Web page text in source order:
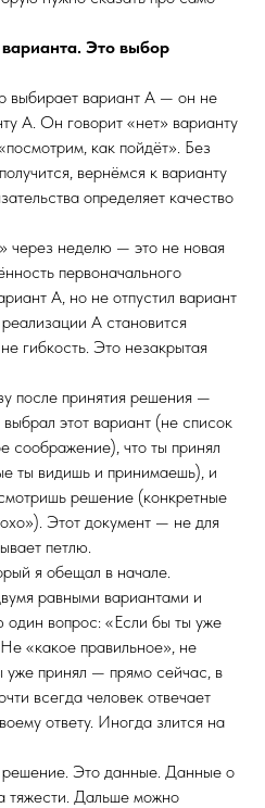
Это выбор
выбирает вариант А — он не
А. Он говорит «нет» варианту
как пойдёт». Без
вернёмся к варианту
определяет качество
через неделю — это не новая
первоначального
А, но не отпустил вариант
А становится
гибкость. Это незакрытая
после принятия решения —
этот вариант (не список
соображение), что ты принял
ты видишь и принимаешь), и
решение (конкретные
Этот документ — не для
петлю.
я обещал в начале.
равными вариантами и
один вопрос: «Если бы ты уже
«какое правильное», не
уже принял — прямо сейчас, в
всегда человек отвечает
ответу. Иногда злится на
Это данные. Данные о
тяжести. Дальше можно